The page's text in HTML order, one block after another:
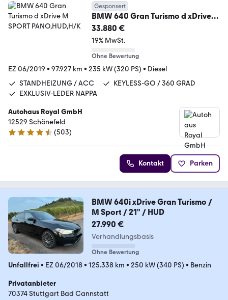
Gesponsert
BMW 640 Gran Turismo d xDrive
M SPORT PANO,HUD,H/K
33.880 €
19% MwSt.
Ohne Bewertung
EZ 06/2019 • 97.927 km • 235 kW (320 PS) • Diesel
STANDHEIZUNG / ACC
KEYLESS-GO / 360 GRAD
EXKLUSIV-LEDER NAPPA
Autohaus Royal GmbH
12529 Schönefeld
4.7 Sterne
(503)
Kontakt Parken
BMW 640i xDrive Gran Turismo /
M Sport / 21" / HUD
27.990 €
Verhandlungsbasis
Ohne Bewertung
Unfallfrei • EZ 06/2018• 125.338 km • 250 kW (340 PS) • Benzin
Privatanbieter
70374 Stuttgart Bad Cannstatt